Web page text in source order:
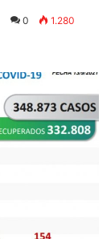
0 1.280